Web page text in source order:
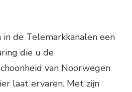
de Telemarkkanalen een
die u de
van Noorwegen
laat ervaren. Met zijn